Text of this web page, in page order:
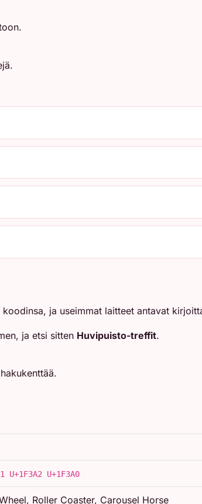
ja useimmat laitteet antavat
ja etsi sitten Huvipuisto-treffit.
U+1F3A2 U+1F3A0
Roller Coaster, Carousel Horse